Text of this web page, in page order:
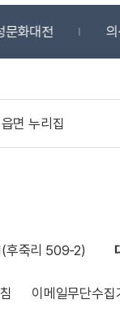
문화대전
읍면 누리집
후죽리 509-2)
이메일무단수집